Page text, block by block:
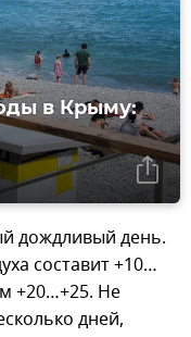
в Крыму:
дождливый день.
составит +10…
+20…+25. Не
дней,